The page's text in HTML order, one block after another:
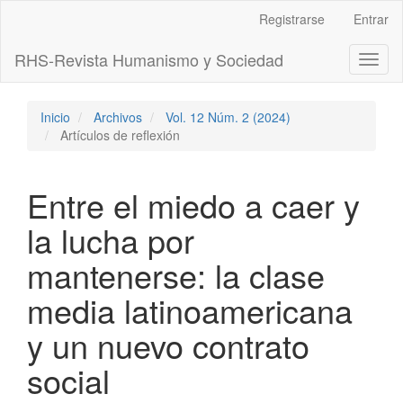
principal
Barra
Registrarse Entrar
RHS-Revista Humanismo y Sociedad
Inicio Archivos
Vol. 12 Núm. 2 (2024)
Artículos de reflexión
Entre el miedo a caer y
la lucha por
mantenerse: la clase
media latinoamericana
y un nuevo contrato
social